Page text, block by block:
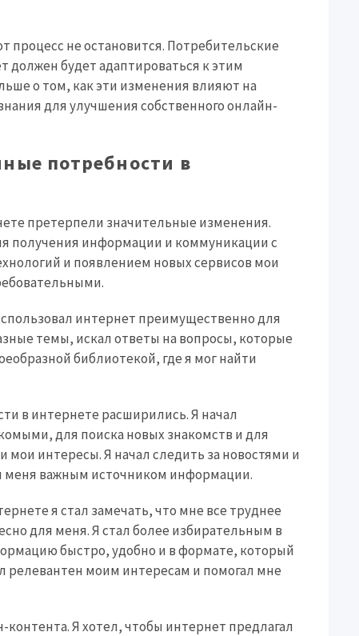
процесс не остановится. Потребительские
будет адаптироваться к этим
о том, как эти изменения влияют на
для улучшения собственного онлайн-
потребности в
претерпели значительные изменения.
получения информации и коммуникации с
и появлением новых сервисов мои
интернет преимущественно для
темы, искал ответы на вопросы, которые
библиотекой, где я мог найти
в интернете расширились. Я начал
для поиска новых знакомств и для
интересы. Я начал следить за новостями и
меня важным источником информации.
я стал замечать, что мне все труднее
для меня. Я стал более избирательным в
быстро, удобно и в формате, который
релевантен моим интересам и помогал мне
Я хотел, чтобы интернет предлагал